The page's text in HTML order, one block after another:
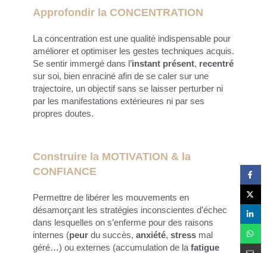
Approfondir la CONCENTRATION
La concentration est une qualité indispensable pour
améliorer et optimiser les gestes techniques acquis.
Se sentir immergé dans l’instant présent, recentré
sur soi, bien enraciné afin de se caler sur une
trajectoire, un objectif sans se laisser perturber ni
par les manifestations extérieures ni par ses
propres doutes.
Construire la MOTIVATION & la
CONFIANCE
Permettre de libérer les mouvements en
désamorçant les stratégies inconscientes d’échec
dans lesquelles on s’enferme pour des raisons
internes (peur du succès, anxiété, stress mal
géré…) ou externes (accumulation de la fatigue